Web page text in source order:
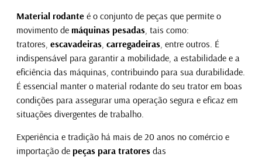
Material rodanteé o conjunto de peças que permite o
movimento de máquinas pesadas, tais como:
tratores, escavadeiras, carregadeiras, entre outros. É
indispensável para garantir a mobilidade, a estabilidade e a
eficiência das máquinas, contribuindo para sua durabilidade.
É essencial manter o material rodante do seu trator em boas
condições para assegurar uma operação segura e eficaz em
situações divergentes de trabalho.
Experiência e tradição há mais de 20 anos no comércio e
importação de peças para tratoresdas